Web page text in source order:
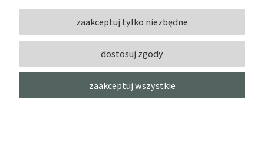
Pędzel do złota KOZŁOWSKI s. 185 -
1"
zaakceptuj tylko niezbędne
dostosuj zgody
zaakceptuj wszystkie